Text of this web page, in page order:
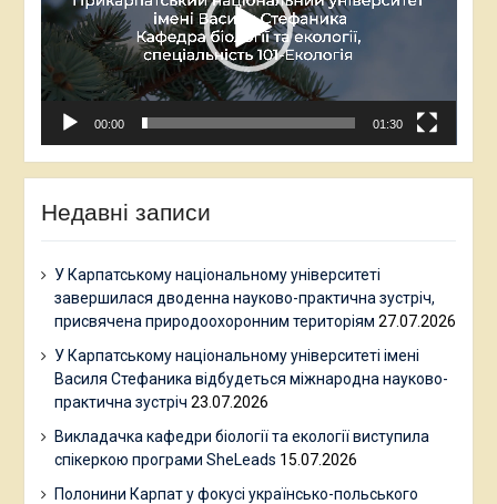
00:00 01:30
Недавні записи
У Карпатському національному університеті
завершилася дводенна науково-практична зустріч,
присвячена природоохоронним територіям 27.07.2026
У Карпатському національному університеті імені
Василя Стефаника відбудеться міжнародна науково-
практична зустріч 23.07.2026
Викладачка кафедри біології та екології виступила
спікеркою програми SheLeads 15.07.2026
Полонини Карпат у фокусі українсько-польського